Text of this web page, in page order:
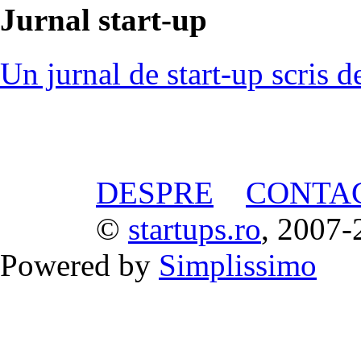
Jurnal start-up
Un jurnal de start-up scris
DESPRE
© startups.ro, 2007-
Powered by Simplissimo